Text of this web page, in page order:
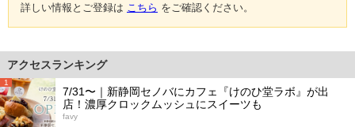
詳しい情報とご登録は こちら をご確認ください。
アクセスランキング
1
7/31〜｜新静岡セノバにカフェ『けのひ堂ラボ』が出
店！濃厚クロックムッシュにスイーツも
favy